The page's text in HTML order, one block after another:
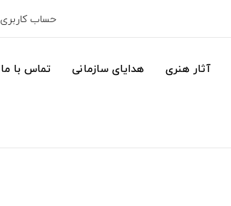
حساب کاربری
آثار هنری هدایای سازمانی تماس با ما